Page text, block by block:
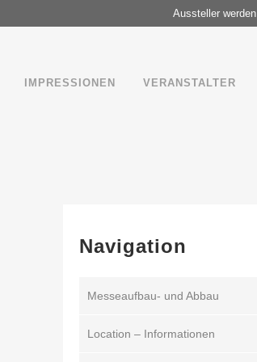
Aussteller werden
IMPRESSIONEN VERANSTALTER
Navigation
Messeaufbau- und Abbau
Location – Informationen